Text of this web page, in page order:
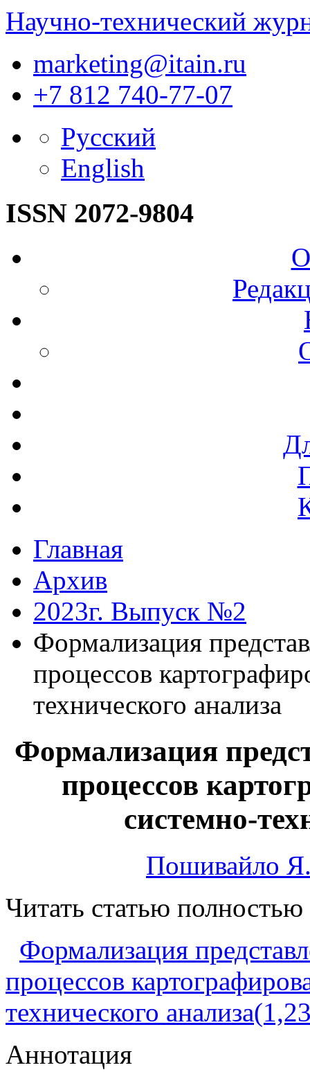
Научно-технический
marketing@itain.ru
+7 812 740-77-07
Русский
English
ISSN 2072-9804
Главная
Архив
2023г. Выпуск №2
Формализация
процессов
технического анализа
Формализация
процессов
системно-
Пошивайло
Читать статью полностью
Формализация
процессов
технического
Аннотация